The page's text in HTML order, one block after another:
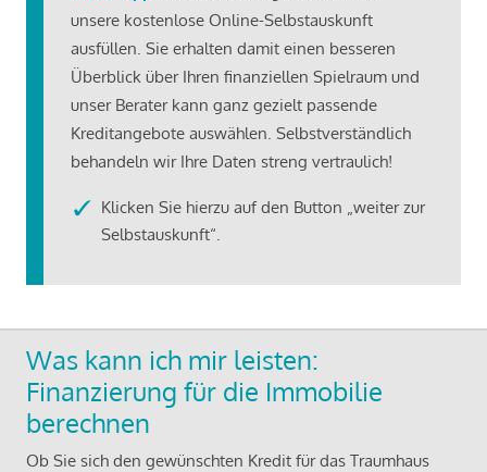
unsere kostenlose Online-Selbstauskunft
ausfüllen. Sie erhalten damit einen besseren
Überblick über Ihren finanziellen Spielraum und
unser Berater kann ganz gezielt passende
Kreditangebote auswählen. Selbstverständlich
behandeln wir Ihre Daten streng vertraulich!
Klicken Sie hierzu auf den Button „weiter zur
Selbstauskunft“.
Was kann ich mir leisten:
Finanzierung für die Immobilie
berechnen
Ob Sie sich den gewünschten Kredit für das Traumhaus